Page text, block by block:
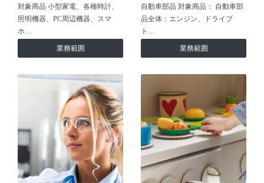
対象商品 小型家電、各種時計、
照明機器、PC周辺機器、スマ
ホ…
業務範囲
自動車部品 対象商品： 自動車部
品全体：エンジン、ドライブ
ト…
業務範囲